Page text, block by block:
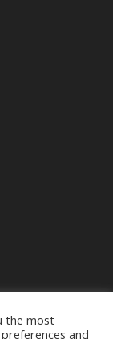
the most
and